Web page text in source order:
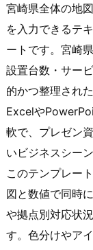
宮崎県全体の地
を入力できるテ
ートです。宮崎
設置台数・サー
的かつ整理され
Excelや
軟で、プレゼン
いビジネスシー
このテンプレー
図と数値で同時
や拠点別対応状
す。色分けやア